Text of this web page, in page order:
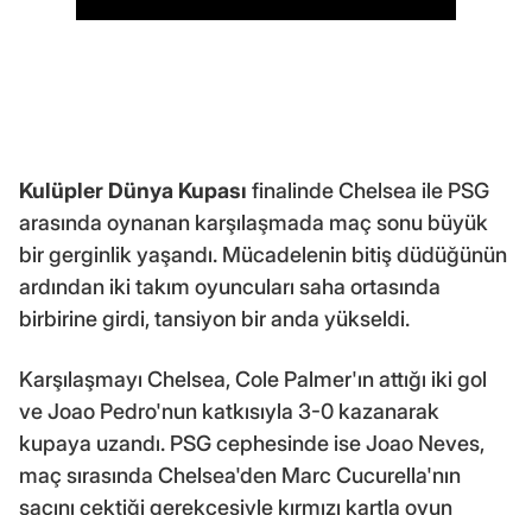
Kulüpler Dünya Kupası finalinde Chelsea ile PSG
arasında oynanan karşılaşmada maç sonu büyük
bir gerginlik yaşandı. Mücadelenin bitiş düdüğünün
ardından iki takım oyuncuları saha ortasında
birbirine girdi, tansiyon bir anda yükseldi.
Karşılaşmayı Chelsea, Cole Palmer'ın attığı iki gol
ve Joao Pedro'nun katkısıyla 3-0 kazanarak
kupaya uzandı. PSG cephesinde ise Joao Neves,
maç sırasında Chelsea'den Marc Cucurella'nın
saçını çektiği gerekçesiyle kırmızı kartla oyun